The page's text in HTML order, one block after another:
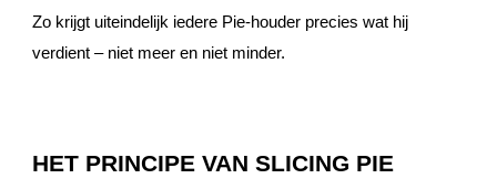
Zo krijgt uiteindelijk iedere Pie-houder precies wat hij
verdient – niet meer en niet minder.
HET PRINCIPE VAN SLICING PIE